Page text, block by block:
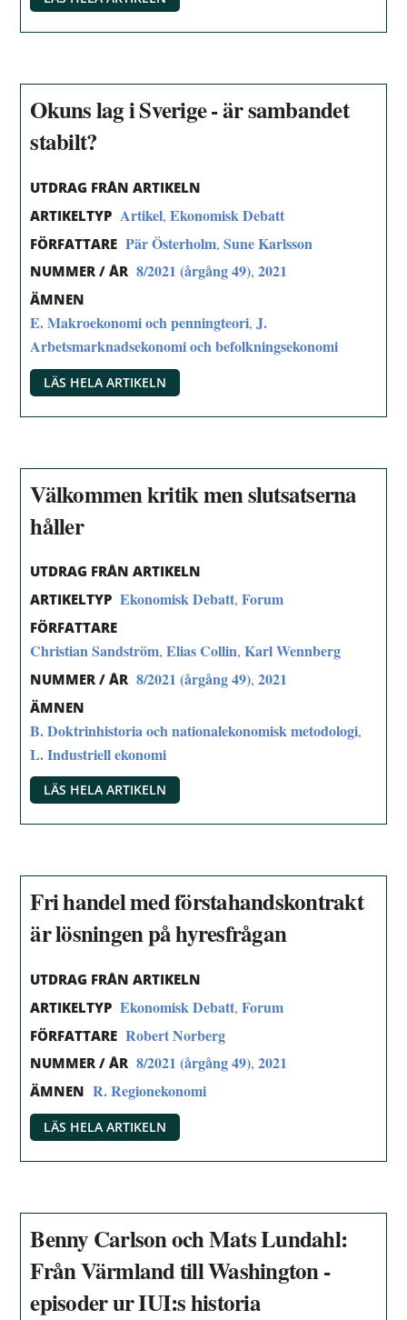
Okuns lag i Sverige - är sambandet
stabilt?
UTDRAG FRÅN ARTIKELN
ARTIKELTYP Artikel,Ekonomisk Debatt
FÖRFATTARE Pär Österholm,Sune Karlsson
NUMMER / ÅR 8/2021 (årgång 49),2021
ÄMNEN
E. Makroekonomi och penningteori,J.
Arbetsmarknadsekonomi och befolkningsekonomi
LÄS HELA ARTIKELN
Välkommen kritik men slutsatserna
håller
UTDRAG FRÅN ARTIKELN
ARTIKELTYP Ekonomisk Debatt,Forum
FÖRFATTARE
Christian Sandström,Elias Collin,Karl Wennberg
NUMMER / ÅR 8/2021 (årgång 49),2021
ÄMNEN
B. Doktrinhistoria och nationalekonomisk metodologi,
L. Industriell ekonomi
LÄS HELA ARTIKELN
Fri handel med förstahandskontrakt
är lösningen på hyresfrågan
UTDRAG FRÅN ARTIKELN
ARTIKELTYP Ekonomisk Debatt,Forum
FÖRFATTARE Robert Norberg
NUMMER / ÅR 8/2021 (årgång 49),2021
ÄMNEN R. Regionekonomi
LÄS HELA ARTIKELN
Benny Carlson och Mats Lundahl:
Från Värmland till Washington -
episoder ur IUI:s historia